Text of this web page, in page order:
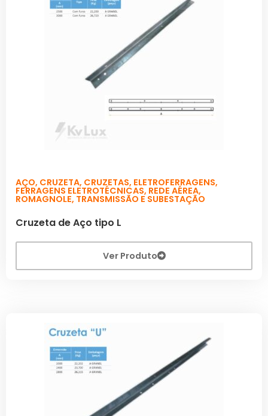
AÇO, CRUZETA, CRUZETAS, ELETROFERRAGENS,
FERRAGENS ELETROTÉCNICAS, REDE AÉREA,
ROMAGNOLE, TRANSMISSÃO E SUBESTAÇÃO
Cruzeta de Aço tipo L
Ver Produto